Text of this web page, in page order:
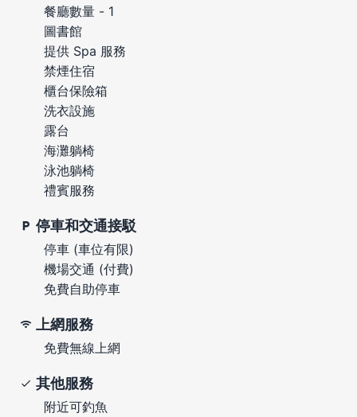
餐廳數量 - 1
圖書館
提供 Spa 服務
禁煙住宿
櫃台保險箱
洗衣設施
露台
海灘躺椅
泳池躺椅
禮賓服務
停車和交通接駁
停車 (車位有限)
機場交通 (付費)
免費自助停車
上網服務
免費無線上網
其他服務
附近可釣魚